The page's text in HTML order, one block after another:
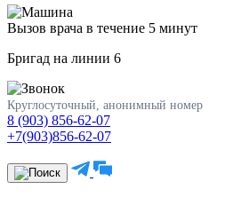
Вызов врача в течение 5 минут
Бригад на линии 6
Круглосуточный, анонимный номер
8 (903) 856-62-07
+7(903)856-62-07